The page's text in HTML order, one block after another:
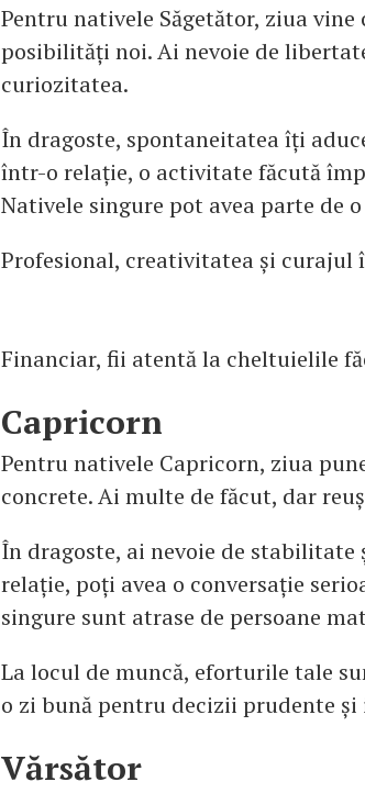
Pentru nativele Săgetător, ziua
posibilități noi. Ai nevoie de
curiozitatea.
În dragoste, spontaneitatea îți
într-o relație, o activitate făcută
Nativele singure pot avea parte de
Profesional, creativitatea și curajul
Financiar, fii atentă la cheltuielile
Capricorn
Pentru nativele Capricorn, ziua
concrete. Ai multe de făcut, dar
În dragoste, ai nevoie de
relație, poți avea o conversație
singure sunt atrase de persoane
La locul de muncă, eforturile tale
o zi bună pentru decizii prudente
Vărsător